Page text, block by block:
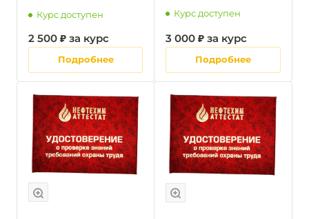
Курс доступен
2 500 ₽ за курс
Подробнее
Курс доступен
3 000 ₽ за курс
Подробнее